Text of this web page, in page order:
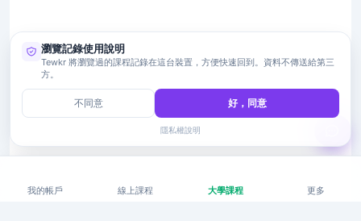
我的帳戶 線上課程 大學課程 更多
瀏覽記錄使用說明
Tewkr 將瀏覽過的課程記錄在這台裝置，方便快速回到。資料不傳送給第三
方。
不同意 好，同意
隱私權說明